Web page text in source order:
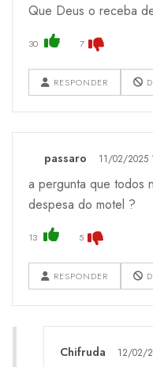
Que Deus o receba
30 7
RESPONDER
passaro 11/02/2025
a pergunta que todos
despesa do motel ?
13 5
RESPONDER
Chifruda 12/02/